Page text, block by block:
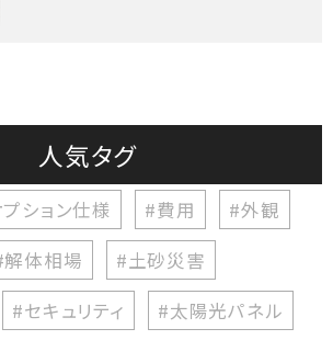
人気タグ
ション仕様 #費用
#外観
解体相場
#土砂災害
#セキュリティ
#太陽光パネル